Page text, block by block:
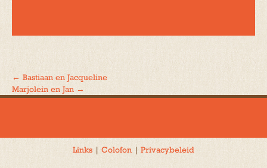
Bericht
← Bastiaan en Jacqueline
Marjolein en Jan →
Links | Colofon | Privacybeleid